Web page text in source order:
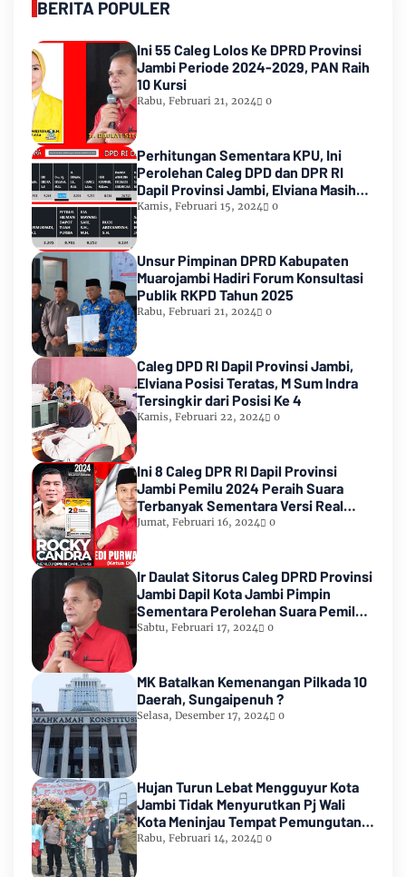
BERITA POPULER
Ini 55 Caleg Lolos Ke DPRD Provinsi
Jambi Periode 2024-2029, PAN Raih
10 Kursi
Rabu, Februari 21, 2024 0
Perhitungan Sementara KPU, Ini
Perolehan Caleg DPD dan DPR RI
Dapil Provinsi Jambi, Elviana Masih
Urutan Kedua Teratas
Kamis, Februari 15, 2024 0
Unsur Pimpinan DPRD Kabupaten
Muarojambi Hadiri Forum Konsultasi
Publik RKPD Tahun 2025
Rabu, Februari 21, 2024 0
Caleg DPD RI Dapil Provinsi Jambi,
Elviana Posisi Teratas, M Sum Indra
Tersingkir dari Posisi Ke 4
Kamis, Februari 22, 2024 0
Ini 8 Caleg DPR RI Dapil Provinsi
Jambi Pemilu 2024 Peraih Suara
Terbanyak Sementara Versi Real
Count KPU RI
Jumat, Februari 16, 2024 0
Ir Daulat Sitorus Caleg DPRD Provinsi
Jambi Dapil Kota Jambi Pimpin
Sementara Perolehan Suara Pemilu
2024
Sabtu, Februari 17, 2024 0
MK Batalkan Kemenangan Pilkada 10
Daerah, Sungaipenuh ?
Selasa, Desember 17, 2024 0
Hujan Turun Lebat Mengguyur Kota
Jambi Tidak Menyurutkan Pj Wali
Kota Meninjau Tempat Pemungutan
Suara Pemilu 2024
Rabu, Februari 14, 2024 0